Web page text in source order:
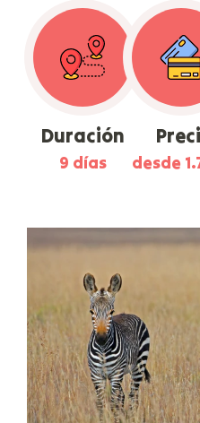
Duración
9 días desde